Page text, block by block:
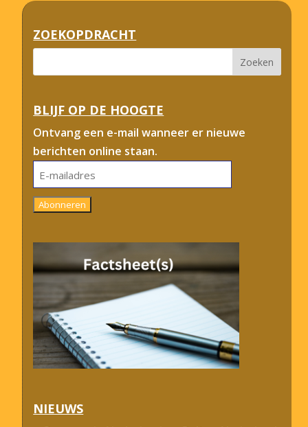
ZOEKOPDRACHT
BLIJF OP DE HOOGTE
Ontvang een e-mail wanneer er nieuwe
berichten online staan.
E-
mailadres
Abonneren
NIEUWS